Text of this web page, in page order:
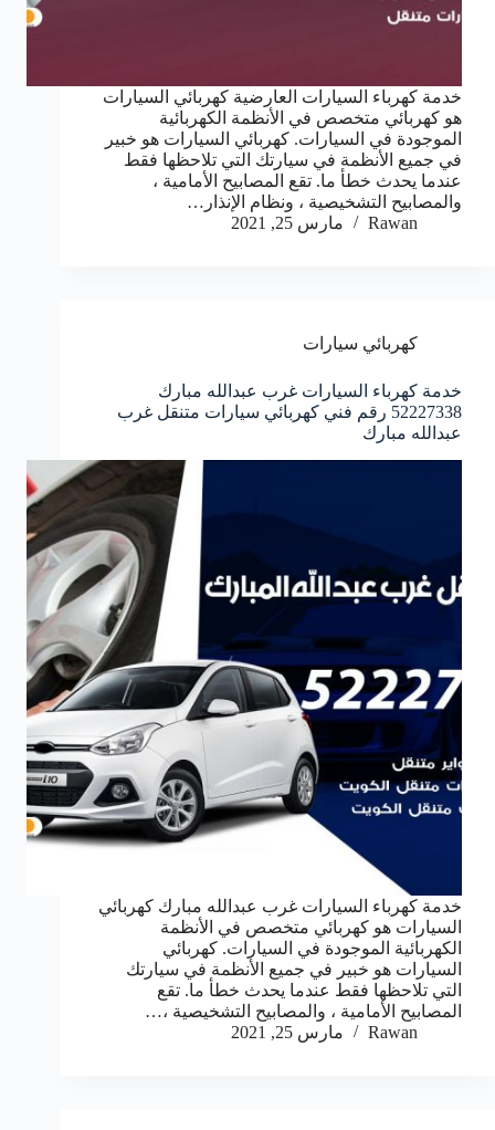
خدمة كهرباء السيارات العارضية كهربائي السيارات
هو كهربائي متخصص في الأنظمة الكهربائية
الموجودة في السيارات. كهربائي السيارات هو خبير
في جميع الأنظمة في سيارتك التي تلاحظها فقط
عندما يحدث خطأ ما. تقع المصابيح الأمامية ،
والمصابيح التشخيصية ، ونظام الإنذار…
Rawan
مارس 25, 2021
كهربائي سيارات
خدمة كهرباء السيارات غرب عبدالله مبارك
52227338 رقم فني كهربائي سيارات متنقل غرب
عبدالله مبارك
خدمة كهرباء السيارات غرب عبدالله مبارك كهربائي
السيارات هو كهربائي متخصص في الأنظمة
الكهربائية الموجودة في السيارات. كهربائي
السيارات هو خبير في جميع الأنظمة في سيارتك
التي تلاحظها فقط عندما يحدث خطأ ما. تقع
المصابيح الأمامية ، والمصابيح التشخيصية ،…
Rawan
مارس 25, 2021